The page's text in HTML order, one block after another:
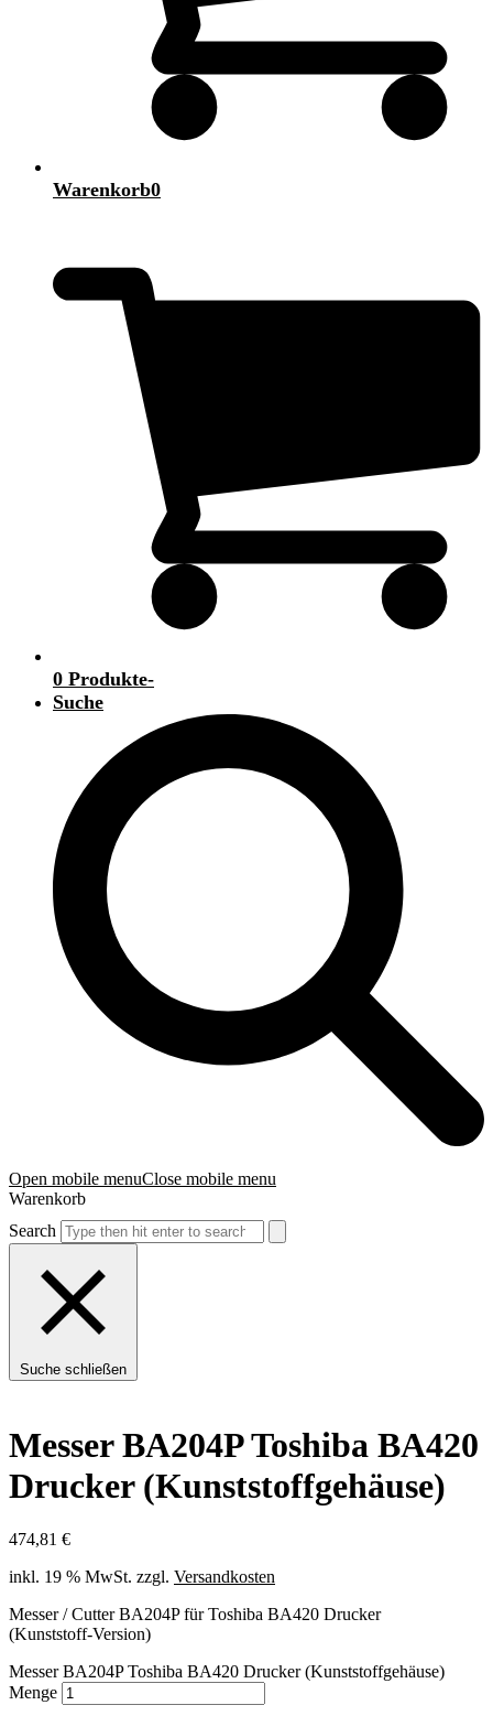
Warenkorb0
0 Produkte-
Suche
Open mobile menuClose mobile menu
Warenkorb
Search
Suche schließen
Messer BA204P Toshiba BA420
Drucker (Kunststoffgehäuse)
474,81 €
inkl. 19 % MwSt. zzgl. Versandkosten
Messer / Cutter BA204P für Toshiba BA420 Drucker
(Kunststoff-Version)
Messer BA204P Toshiba BA420 Drucker (Kunststoffgehäuse)
Menge